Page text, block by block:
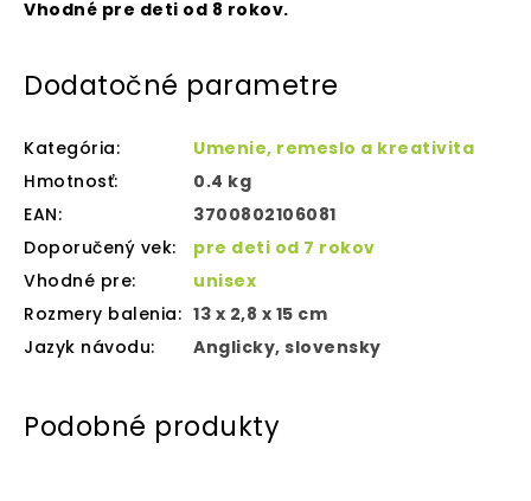
Vhodné pre deti od 8 rokov.
Dodatočné parametre
Kategória:
Umenie, remeslo a kreativita
Hmotnosť:
0.4 kg
EAN:
3700802106081
Doporučený vek:
pre deti od 7 rokov
Vhodné pre:
unisex
Rozmery balenia: 13 x 2,8 x 15 cm
Jazyk návodu: Anglicky, slovensky